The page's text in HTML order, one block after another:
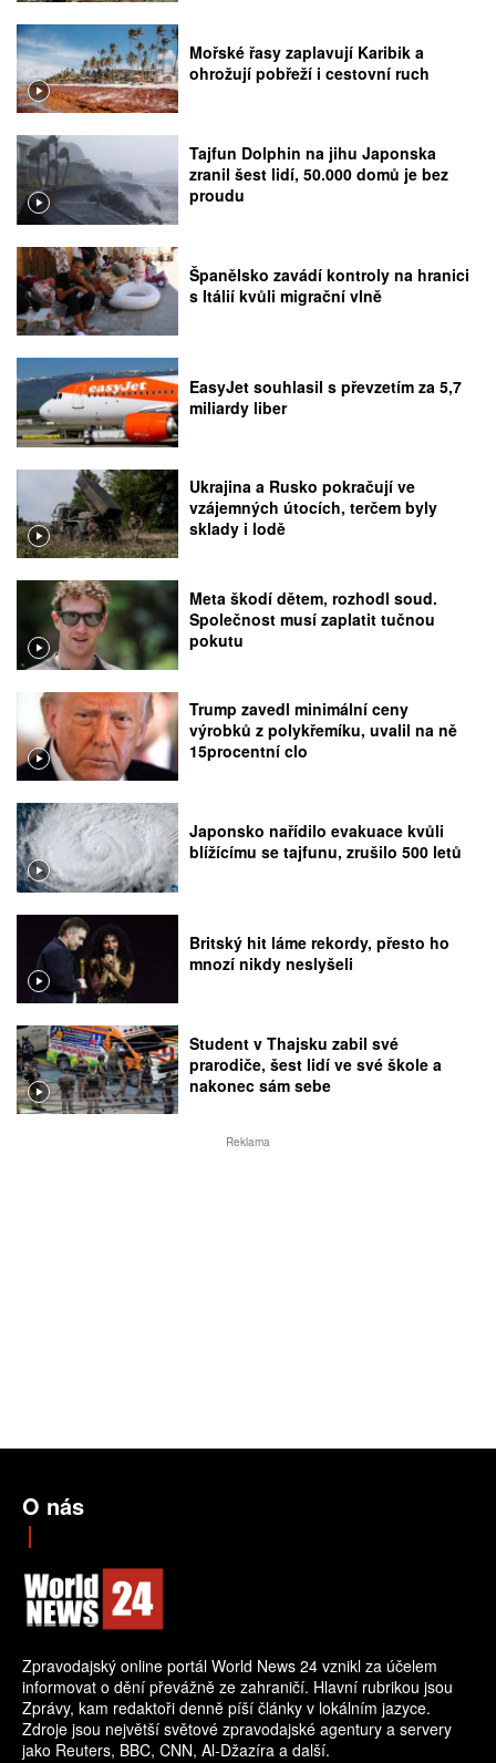
Mořské řasy zaplavují Karibik a
ohrožují pobřeží i cestovní ruch
Tajfun Dolphin na jihu Japonska
zranil šest lidí, 50.000 domů je bez
proudu
Španělsko zavádí kontroly na hranici
s Itálií kvůli migrační vlně
EasyJet souhlasil s převzetím za 5,7
miliardy liber
Ukrajina a Rusko pokračují ve
vzájemných útocích, terčem byly
sklady i lodě
Meta škodí dětem, rozhodl soud.
Společnost musí zaplatit tučnou
pokutu
Trump zavedl minimální ceny
výrobků z polykřemíku, uvalil na ně
15procentní clo
Japonsko nařídilo evakuace kvůli
blížícímu se tajfunu, zrušilo 500 letů
Britský hit láme rekordy, přesto ho
mnozí nikdy neslyšeli
Student v Thajsku zabil své
prarodiče, šest lidí ve své škole a
nakonec sám sebe
Reklama
O nás
Zpravodajský online portál World News 24 vznikl za účelem
informovat o dění převážně ze zahraničí. Hlavní rubrikou jsou
Zprávy, kam redaktoři denně píší články v lokálním jazyce.
Zdroje jsou největší světové zpravodajské agentury a servery
jako Reuters, BBC, CNN, Al-Džazíra a další.